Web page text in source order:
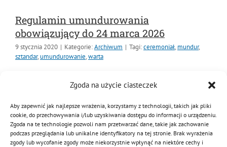
Zgoda na użycie ciasteczek
Aby zapewnić jak najlepsze wrażenia, korzystamy z technologii, takich jak pliki
cookie, do przechowywania i/lub uzyskiwania dostępu do informacji o urządzeniu.
Zgoda na te technologie pozwoli nam przetwarzać dane, takie jak zachowanie
podczas przeglądania lub unikalne identyfikatory na tej stronie. Brak wyrażenia
zgody lub wycofanie zgody może niekorzystnie wpłynąć na niektóre cechy i
Historia
Sklep
Regulamin umundurowania
obowiązujący do 24 marca 2026
9 stycznia 2020 | Kategorie:Archiwum | Tagi:ceremoniał, mundur,
sztandar,umundurowanie,warta
2026 Tekst jednolity regulaminu Uchwała 119/22/2019
w sprawie opublikowania tekstu jednolitego regulaminu
Regulamin umundurowania Zał. 1. Wzór dystynkcji
opiekuna